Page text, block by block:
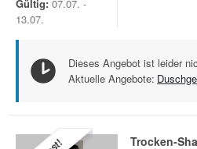
Gültig: 07.07. -
13.07.
Dieses Angebot ist leider
Aktuelle Angebote:
Trocken-